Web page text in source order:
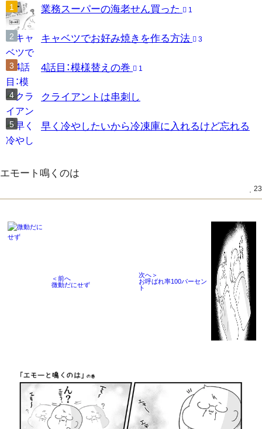
業務スーパーの海老せん買った 1
キャベツでお好み焼きを作る方法 3
4話目：模様替えの巻 1
クライアントは串刺し
早く冷やしたいから冷凍庫に入れるけど忘れる
エモート鳴くのは
23
＜前へ
微動だにせず
次へ＞
お呼ばれ率100パーセン
ト